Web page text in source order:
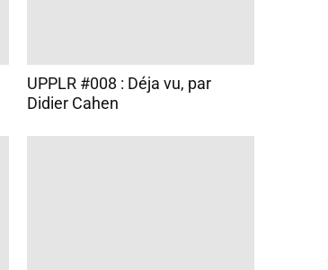
UPPLR #008 : Déja vu, par
Didier Cahen